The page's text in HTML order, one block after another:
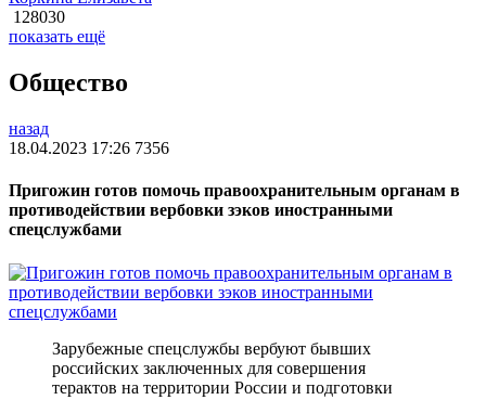
128030
показать ещё
Общество
назад
18.04.2023 17:26 7356
Пригожин готов помочь правоохранительным органам в
противодействии вербовки зэков иностранными
спецслужбами
Зарубежные спецслужбы вербуют бывших
российских заключенных для совершения
терактов на территории России и подготовки